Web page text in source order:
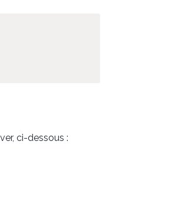
ci-dessous :